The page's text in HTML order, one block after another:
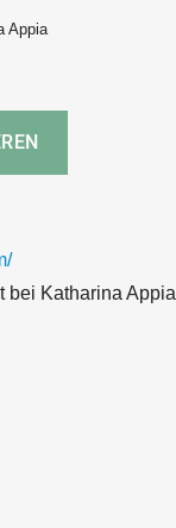
Appia
bei Katharina Appia